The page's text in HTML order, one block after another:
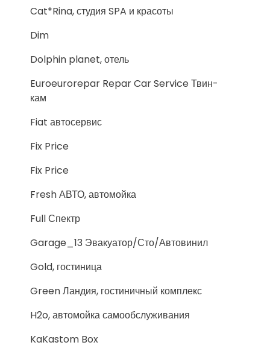
Cat*Rina, студия SPA и красоты
Dim
Dolphin planet, отель
Euroeurorepar Repar Car Service Твин-
кам
Fiat автосервис
Fix Price
Fix Price
Fresh АВТО, автомойка
Full Спектр
Garage_13 Эвакуатор/Сто/Автовинил
Gold, гостиница
Green Ландия, гостиничный комплекс
H2o, автомойка самообслуживания
KaKastom Box